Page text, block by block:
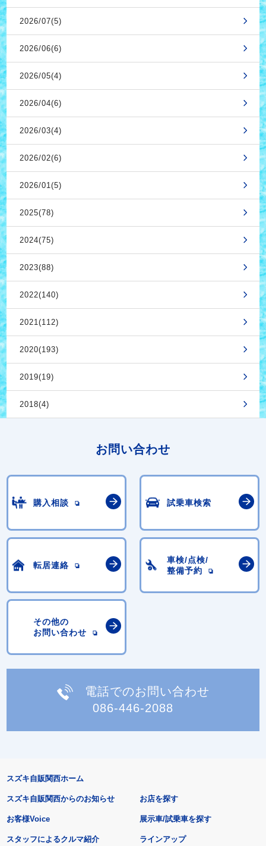
2026/07(5)
2026/06(6)
2026/05(4)
2026/04(6)
2026/03(4)
2026/02(6)
2026/01(5)
2025(78)
2024(75)
2023(88)
2022(140)
2021(112)
2020(193)
2019(19)
2018(4)
お問い合わせ
購入相談 試乗車検索
転居連絡
車検/点検/
整備予約
その他の
お問い合わせ
電話でのお問い合わせ
086-446-2088
スズキ自販関西ホーム
スズキ自販関西からのお知らせ
お客様Voice
スタッフによるクルマ紹介
お店を探す
展示車/試乗車を探す
ラインアップ